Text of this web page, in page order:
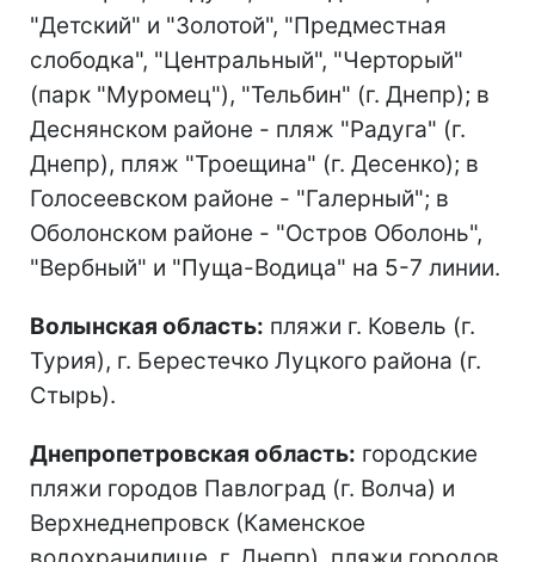
"Детский" и "Золотой", "Предместная
слободка", "Центральный", "Черторый"
(парк "Муромец"), "Тельбин" (г. Днепр); в
Деснянском районе - пляж "Радуга" (г.
Днепр), пляж "Троещина" (г. Десенко); в
Голосеевском районе - "Галерный"; в
Оболонском районе - "Остров Оболонь",
"Вербный" и "Пуща-Водица" на 5-7 линии.
Волынская область: пляжи г. Ковель (г.
Турия), г. Берестечко Луцкого района (г.
Стырь).
Днепропетровская область: городские
пляжи городов Павлоград (г. Волча) и
Верхнеднепровск (Каменское